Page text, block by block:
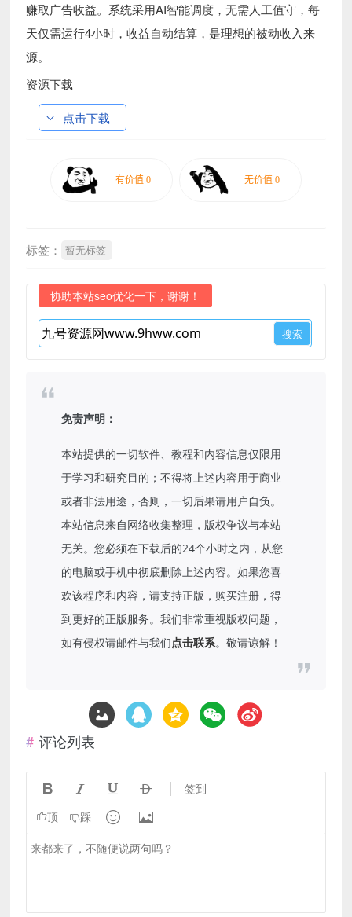
赚取广告收益。系统采用AI智能调度，无需人工值守，每
天仅需运行4小时，收益自动结算，是理想的被动收入来
源。
资源下载
点击下载
标签： 暂无标签
协助本站seo优化一下，谢谢！
免责声明：
本站提供的一切软件、教程和内容信息仅限用
于学习和研究目的；不得将上述内容用于商业
或者非法用途，否则，一切后果请用户自负。
本站信息来自网络收集整理，版权争议与本站
无关。您必须在下载后的24个小时之内，从您
的电脑或手机中彻底删除上述内容。如果您喜
欢该程序和内容，请支持正版，购买注册，得
到更好的正版服务。我们非常重视版权问题，
如有侵权请邮件与我们点击联系。敬请谅解！
评论列表
    签到
顶 踩  